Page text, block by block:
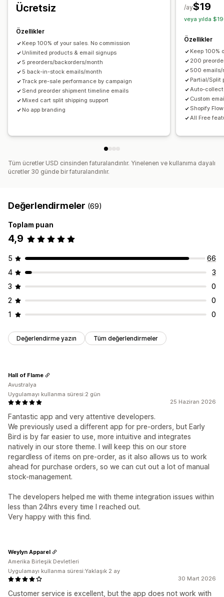
Depozitolar
Kısmi ödemeler
Karışık sepet
Analizler ve raporlama
Müşteri talebi Envanter raporları Performans raporları
Envanter takibi
Ücretsiz
Özellikler
Keep 100% of your sales. No commission
Unlimited products & email signups
5 preorders/backorders/month
5 back-in-stock emails/month
Track pre-sale performance by campaign
Send preorder shipment timeline emails
Mixed cart split shipping support
No app branding
$19
/ay
veya yılda
Özellikler
Keep 100%
200
500 emails/
Partial/Split
Auto-
Custom
Shopify
All Free
Tüm ücretler USD cinsinden faturalandırılır. Yinelenen ve kullanıma dayalı
ücretler 30 günde bir faturalandırılır.
Değerlendirmeler (69)
Toplam puan
4,9
5
66
4
3
3
0
2
0
1
0
Değerlendirme yazın Tüm değerlendirmeler
25 Haziran 2026
Fantastic app and very attentive developers.
We previously used a different app for pre-orders, but Early
Bird is by far easier to use, more intuitive and integrates
natively in our store theme. I will keep this on our store
regardless of items on pre-order, as it also allows us to work
ahead for purchase orders, so we can cut out a lot of manual
stock-management.
The developers helped me with theme integration issues within
less than 24hrs every time I reached out.
Very happy with this find.
Hall of Flame
Avustralya
Uygulamayı kullanma süresi:2 gün
30 Mart 2026
Customer service is excellent, but the app does not work with
Weylyn Apparel
Amerika Birleşik Devletleri
Uygulamayı kullanma süresi:Yaklaşık 2 ay